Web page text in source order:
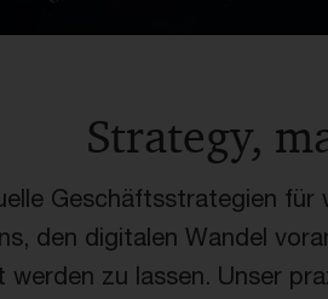
Strategy,
Geschäftsstrategien
den digitalen Wandel
werden zu lassen. Unser